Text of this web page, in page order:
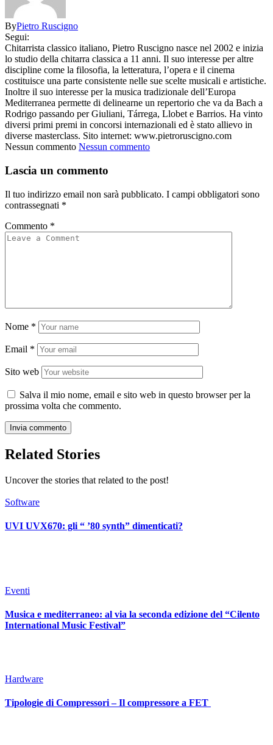
ByPietro Ruscigno
Segui:
Chitarrista classico italiano, Pietro Ruscigno nasce nel 2002 e inizia
lo studio della chitarra classica a 11 anni. Il suo interesse per altre
discipline come la filosofia, la letteratura, l’opera e il cinema
costituisce una parte consistente nelle sue scelte musicali e artistiche.
Inoltre il suo interesse per la musica tradizionale dell’Europa
Mediterranea permette di delinearne un repertorio che va da Bach a
Rodrigo passando per Giuliani, Tárrega, Llobet e Barrios. Ha vinto
diversi primi premi in concorsi internazionali ed è stato allievo in
diverse masterclass. Sito internet: www.pietroruscigno.com
Nessun commento Nessun commento
Lascia un commento
Il tuo indirizzo email non sarà pubblicato. I campi obbligatori sono
contrassegnati *
Commento *
Nome *
Email *
Sito web
Salva il mio nome, email e sito web in questo browser per la
prossima volta che commento.
Related Stories
Uncover the stories that related to the post!
Software
UVI UVX670: gli “ ’80 synth” dimenticati?
Eventi
Musica e mediterraneo: al via la seconda edizione del “Cilento
International Music Festival”
Hardware
Tipologie di Compressori – Il compressore a FET